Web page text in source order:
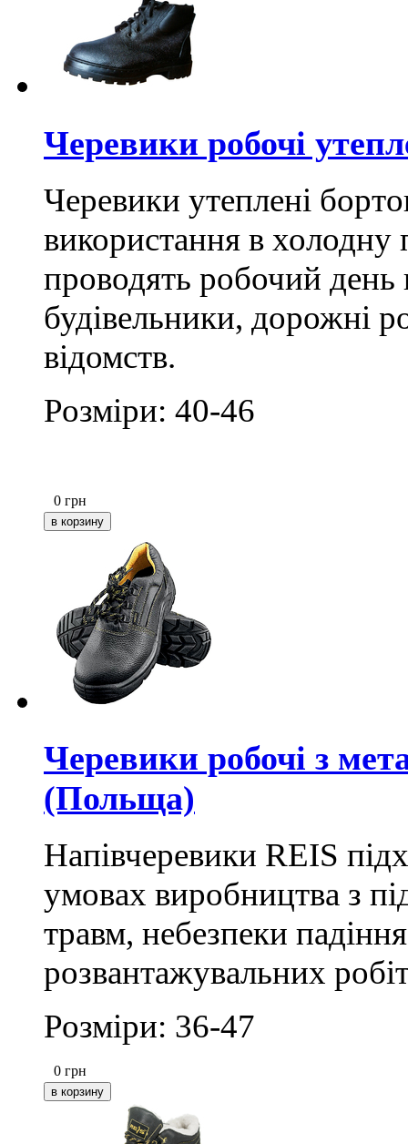
Черевики робочі
Черевики утеплені
використання в холодну
проводять робочий день
будівельники, дорожні
відомств.
Розміри: 40-46
0 грн
Черевики робочі з
(Польща)
Напівчеревики REIS
умовах виробництва з
травм, небезпеки
розвантажувальних
Розміри: 36-47
0 грн